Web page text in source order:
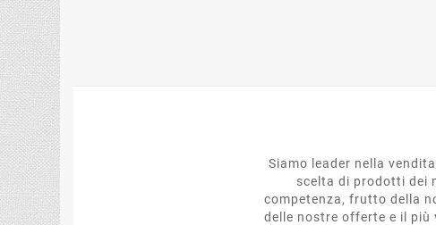
Siamo leader nella
scelta di prodotti dei
competenza, frutto della
delle nostre offerte e il